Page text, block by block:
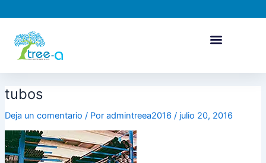
al
contenido
tubos
Deja un comentario / Por admintreea2016 / julio 20, 2016